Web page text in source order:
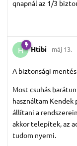
qnapnál az 1/3
H Htibi máj 13.
A biztonsági
Most csuhás
használtam
állítani a
akkor telepítek, az
tudom nyerni.